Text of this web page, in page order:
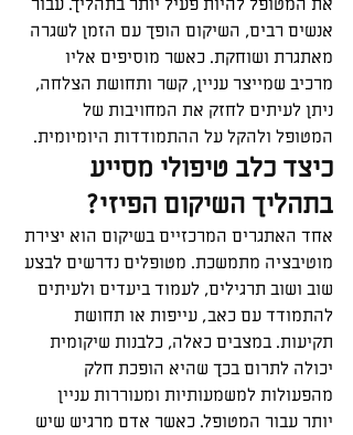
אנשים רבים, השיקום הופך עם הזמן לשגרה
מאתגרת ושוחקת. כאשר מוסיפים אליו
מרכיב שמייצר עניין, קשר ותחושת הצלחה,
ניתן לעיתים לחזק את המחויבות של
המטופל ולהקל על ההתמודדות היומיומית.
כיצד כלב טיפולי מסייע
בתהליך השיקום הפיזי?
אחד האתגרים המרכזיים בשיקום הוא יצירת
מוטיבציה מתמשכת. מטופלים נדרשים לבצע
שוב ושוב תרגילים, לעמוד ביעדים ולעיתים
להתמודד עם כאב, עייפות או תחושת
תקיעות. במצבים כאלה, כלבנות שיקומית
יכולה לתרום בכך שהיא הופכת חלק
מהפעולות למשמעותיות ומעוררות עניין
יותר עבור המטופל. כאשר אדם מרגיש שיש